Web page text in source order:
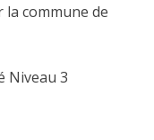
commune de
Niveau 3